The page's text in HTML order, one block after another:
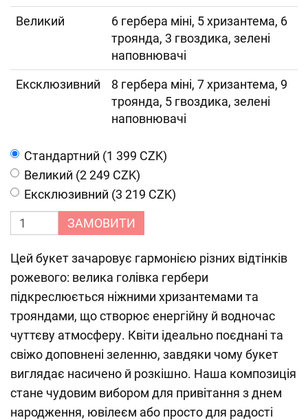
Великий
6 гербера міні, 5 хризантема, 6
троянда, 3 гвоздика, зелені
наповнювачі
Ексклюзивний
8 гербера міні, 7 хризантема, 9
троянда, 5 гвоздика, зелені
наповнювачі
Cтандартний (1 399 CZK)
Великий (2 249 CZK)
Ексклюзивний (3 219 CZK)
ЗАМОВИТИ
Цей букет зачаровує гармонією різних відтінків
рожевого: велика голівка гербери
підкреслюється ніжними хризантемами та
трояндами, що створює енергійну й водночас
чуттєву атмосферу. Квіти ідеально поєднані та
свіжо доповнені зеленню, завдяки чому букет
виглядає насичено й розкішно. Наша композиція
стане чудовим вибором для привітання з днем
народження, ювілеєм або просто для радості